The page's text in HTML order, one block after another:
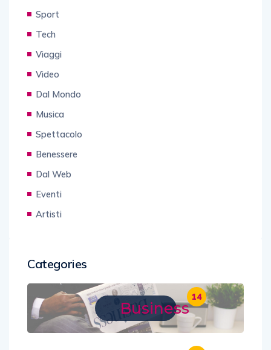
Sport
Tech
Viaggi
Video
Dal Mondo
Musica
Spettacolo
Benessere
Dal Web
Eventi
Artisti
Categories
Business
14